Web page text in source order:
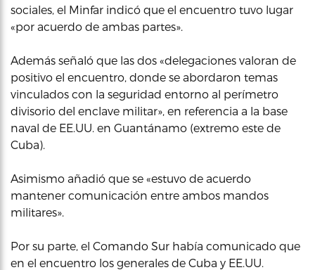
sociales, el Minfar indicó que el encuentro tuvo lugar
«por acuerdo de ambas partes».
Además señaló que las dos «delegaciones valoran de
positivo el encuentro, donde se abordaron temas
vinculados con la seguridad entorno al perímetro
divisorio del enclave militar», en referencia a la base
naval de EE.UU. en Guantánamo (extremo este de
Cuba).
Asimismo añadió que se «estuvo de acuerdo
mantener comunicación entre ambos mandos
militares».
Por su parte, el Comando Sur había comunicado que
en el encuentro los generales de Cuba y EE.UU.